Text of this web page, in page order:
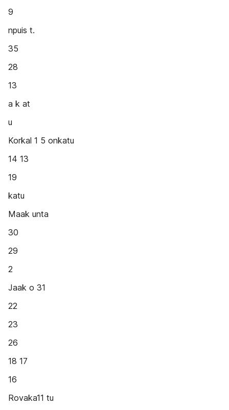
9
npuis t.
35
28
13
a k at
u
Korkal 1 5 onkatu
14 13
19
katu
Maak unta
30
29
2
Jaak o 31
22
23
26
18 17
16
Rovaka11 tu